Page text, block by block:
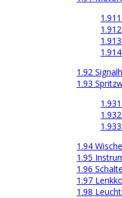
1.92
1.93
1.94
1.95
1.96
1.97
1.98